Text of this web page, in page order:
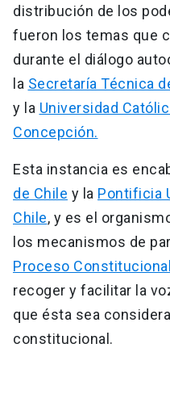
distribución de los
fueron los temas que
durante el diálogo
la Secretaría Técnica
y la Universidad
Concepción.
Esta instancia es
de Chile y la Pontificia
Chile, y es el
los mecanismos de
Proceso Constitucional
recoger y facilitar la
que ésta sea
constitucional.